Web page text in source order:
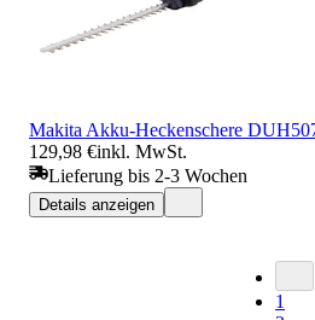
Makita Akku-Heckenschere
129,98 €inkl. MwSt.
Lieferung bis 2-3 Wochen
Details anzeigen
1